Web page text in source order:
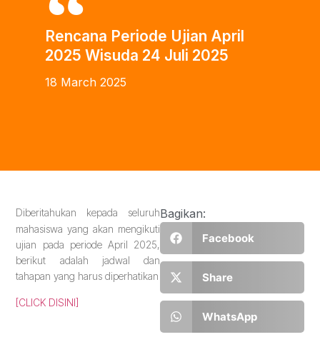
Rencana Periode Ujian April
2025 Wisuda 24 Juli 2025
18 March 2025
Diberitahukan kepada seluruh
mahasiswa yang akan mengikuti
ujian pada periode April 2025,
berikut adalah jadwal dan
tahapan yang harus diperhatikan
[CLICK DISINI]
Bagikan:
Facebook
Share
WhatsApp